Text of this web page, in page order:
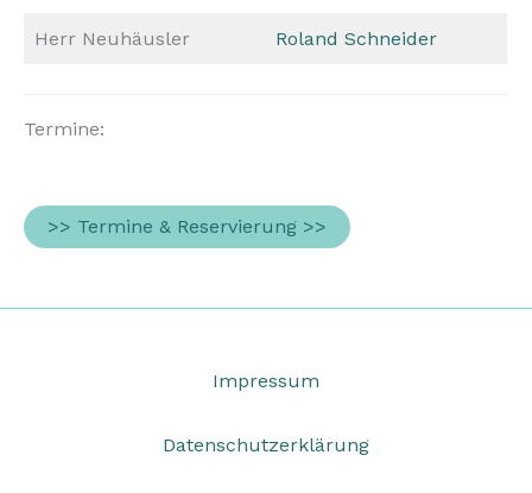
Herr Neuhäusler Roland Schneider
Termine:
>> Termine & Reservierung >>
Impressum
Datenschutzerklärung